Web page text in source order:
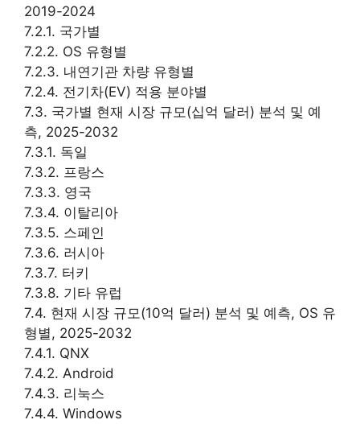
2019-2024
7.2.1. 국가별
7.2.2. OS 유형별
7.2.3. 내연기관 차량 유형별
7.2.4. 전기차(EV) 적용 분야별
7.3. 국가별 현재 시장 규모(십억 달러) 분석 및 예
측, 2025-2032
7.3.1. 독일
7.3.2. 프랑스
7.3.3. 영국
7.3.4. 이탈리아
7.3.5. 스페인
7.3.6. 러시아
7.3.7. 터키
7.3.8. 기타 유럽
7.4. 현재 시장 규모(10억 달러) 분석 및 예측, OS 유
형별, 2025-2032
7.4.1. QNX
7.4.2. Android
7.4.3. 리눅스
7.4.4. Windows